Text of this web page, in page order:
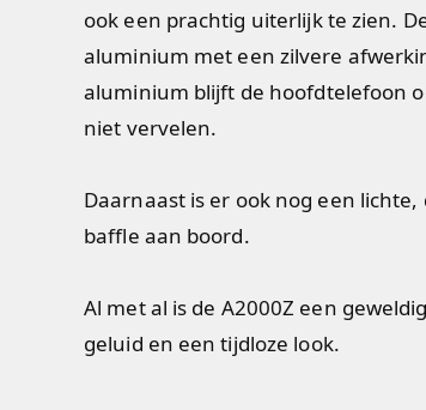
ook een prachtig uiterlijk te zien.
aluminium met een zilvere
aluminium blijft de hoofdtelefoon
niet vervelen.
Daarnaast is er ook nog een
baffle aan boord.
Al met al is de A2000Z een
geluid en een tijdloze look.